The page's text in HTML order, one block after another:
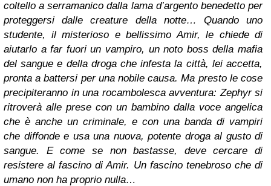
coltello a serramanico dalla lama d’argento benedetto per
proteggersi dalle creature della notte… Quando uno
studente, il misterioso e bellissimo Amir, le chiede di
aiutarlo a far fuori un vampiro, un noto boss della mafia
del sangue e della droga che infesta la città, lei accetta,
pronta a battersi per una nobile causa. Ma presto le cose
precipiteranno in una rocambolesca avventura: Zephyr si
ritroverà alle prese con un bambino dalla voce angelica
che è anche un criminale, e con una banda di vampiri
che diffonde e usa una nuova, potente droga al gusto di
sangue. E come se non bastasse, deve cercare di
resistere al fascino di Amir. Un fascino tenebroso che di
umano non ha proprio nulla…